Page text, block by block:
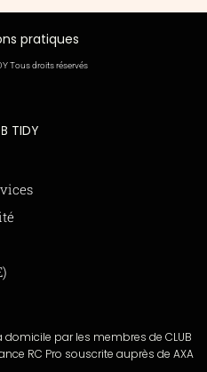
pratiques
Tous droits réservés
TIDY
par les membres de CLUB
RC Pro souscrite auprès de AXA